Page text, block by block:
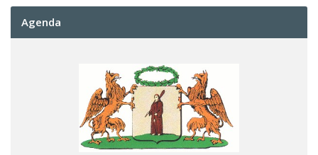
Agenda